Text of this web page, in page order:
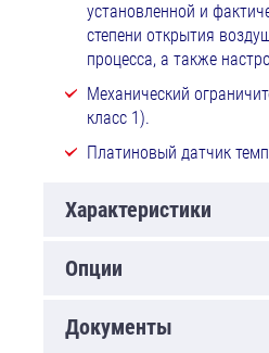
установленной и
степени открытия
процесса, а также
Механический
класс 1).
Платиновый датчик
Характеристики
Опции
Документы